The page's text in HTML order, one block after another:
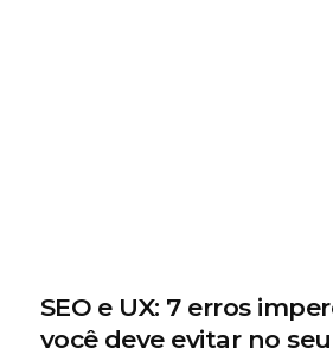
SEO e UX: 7 erros
você deve evitar no